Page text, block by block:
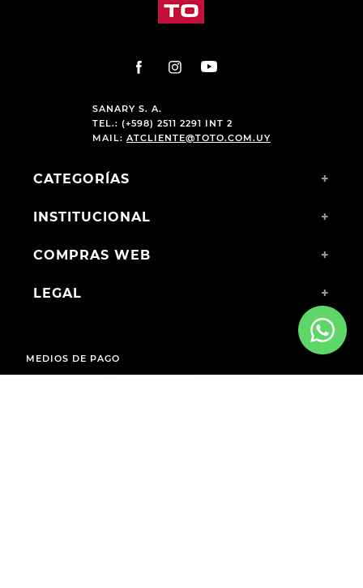
SANARY S. A.
TEL.: (+598) 2511 2291 INT 2
MAIL: ATCLIENTE@TOTO.COM.UY
CATEGORÍAS +
INSTITUCIONAL +
COMPRAS WEB +
LEGAL +
MEDIOS DE PAGO